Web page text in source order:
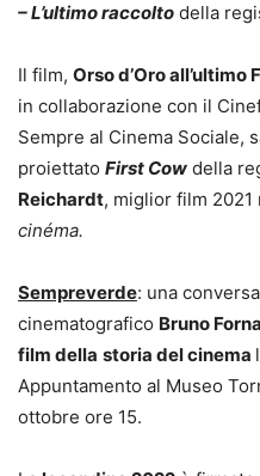
– L’ultimo raccolto della
Il film, Orso d’Oro all’ultimo
in collaborazione con il
Sempre al Cinema Sociale,
proiettato First Cow della
Reichardt, miglior film 2021
cinéma.
Sempreverde: una
cinematografico Bruno
film della storia del cinema
Appuntamento al Museo
ottobre ore 15.